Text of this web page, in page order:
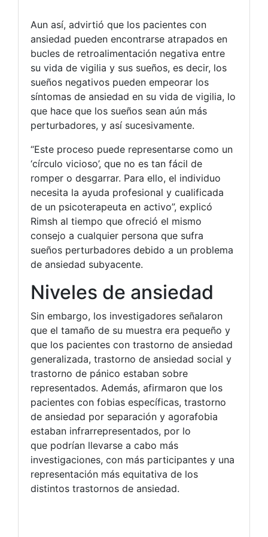
Aun así, advirtió que los pacientes con
ansiedad pueden encontrarse atrapados en
bucles de retroalimentación negativa entre
su vida de vigilia y sus sueños, es decir, los
sueños negativos pueden empeorar los
síntomas de ansiedad en su vida de vigilia, lo
que hace que los sueños sean aún más
perturbadores, y así sucesivamente.
“Este proceso puede representarse como un
‘círculo vicioso’, que no es tan fácil de
romper o desgarrar. Para ello, el individuo
necesita la ayuda profesional y cualificada
de un psicoterapeuta en activo”, explicó
Rimsh al tiempo que ofreció el mismo
consejo a cualquier persona que sufra
sueños perturbadores debido a un problema
de ansiedad subyacente.
Niveles de ansiedad
Sin embargo, los investigadores señalaron
que el tamaño de su muestra era pequeño y
que los pacientes con trastorno de ansiedad
generalizada, trastorno de ansiedad social y
trastorno de pánico estaban sobre
representados. Además, afirmaron que los
pacientes con fobias específicas, trastorno
de ansiedad por separación y agorafobia
estaban infrarrepresentados, por lo
que podrían llevarse a cabo más
investigaciones, con más participantes y una
representación más equitativa de los
distintos trastornos de ansiedad.